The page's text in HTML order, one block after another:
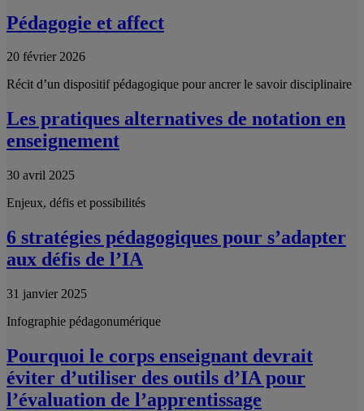
Pédagogie et affect
20 février 2026
Récit d’un dispositif pédagogique pour ancrer le savoir disciplinaire
Les pratiques alternatives de notation en
enseignement
30 avril 2025
Enjeux, défis et possibilités
6 stratégies pédagogiques pour s’adapter
aux défis de l’IA
31 janvier 2025
Infographie pédagonumérique
Pourquoi le corps enseignant devrait
éviter d’utiliser des outils d’IA pour
l’évaluation de l’apprentissage